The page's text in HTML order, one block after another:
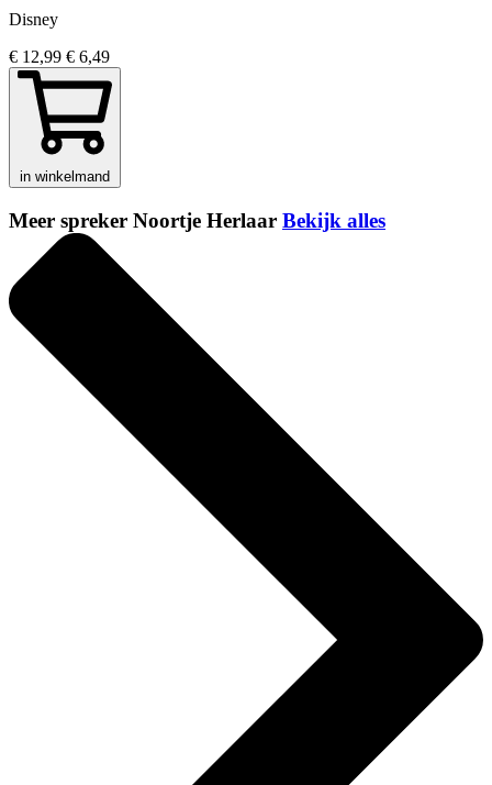
Disney
€ 12,99 € 6,49
in winkelmand
Meer spreker Noortje Herlaar Bekijk alles